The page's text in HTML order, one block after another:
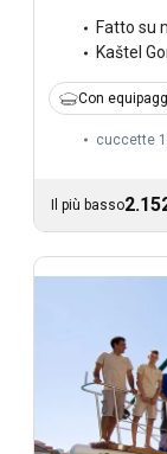
Fatto su
Kaštel
Con
cuccette
Il più basso